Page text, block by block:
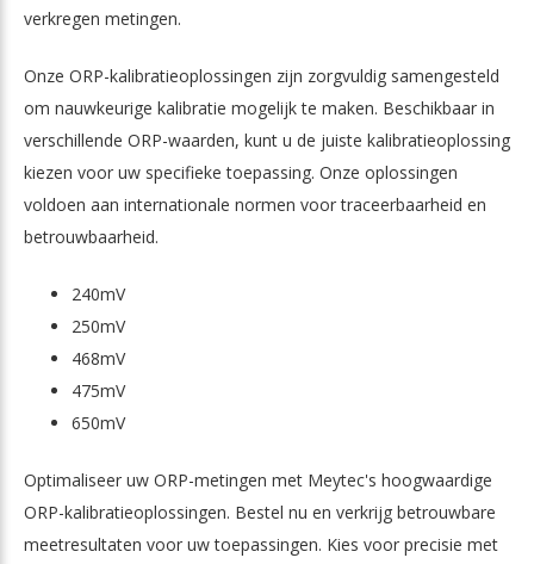
verkregen metingen.
Onze ORP-kalibratieoplossingen zijn zorgvuldig samengesteld
om nauwkeurige kalibratie mogelijk te maken. Beschikbaar in
verschillende ORP-waarden, kunt u de juiste kalibratieoplossing
kiezen voor uw specifieke toepassing. Onze oplossingen
voldoen aan internationale normen voor traceerbaarheid en
betrouwbaarheid.
240mV
250mV
468mV
475mV
650mV
Optimaliseer uw ORP-metingen met Meytec's hoogwaardige
ORP-kalibratieoplossingen. Bestel nu en verkrijg betrouwbare
meetresultaten voor uw toepassingen. Kies voor precisie met